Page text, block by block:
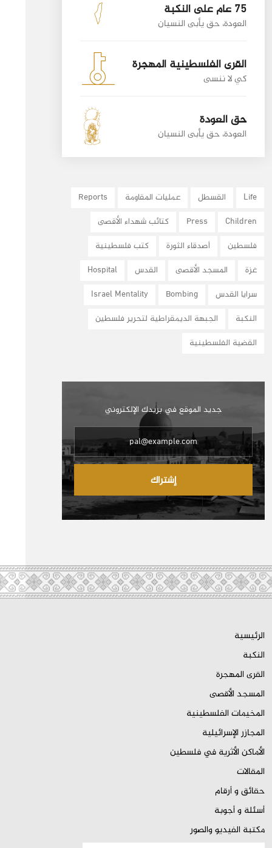
75 عام على النكبة
العودة، حق يأبى النسيان
القرى الفلسطينية المهجرة
كي لا ننسى
حق العودة
العودة، حق يأبى النسيان
Life القسطل عمليات المقاومة
Reports
Children
Press
كتائب شهداء الأقصى
فلسطين
أصدقاء الثورة
كتب فلسطينية
غزة
المسجد الأقصى القدس
Hospital
سرايا القدس
Bombing
Israel Mentality
النكبة
الجبهة الديمقراطية لتحرير فلسطين
القضية الفلسطينية
جديد الموقع في بريدك الإلكتروني
إشتراك
الرئيسية
النكبة
القرى المهجرة
المسجد الأقصى
المخيمات الفلسطينية
المجازر الإسرائيلية
الأماكن الأثرية في فلسطين
المقالات
حقائق و أرقام
أسئلة و أجوبة
مكتبة الفيديو والصور